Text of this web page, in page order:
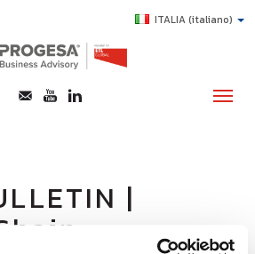
ITALIA(italiano)
|